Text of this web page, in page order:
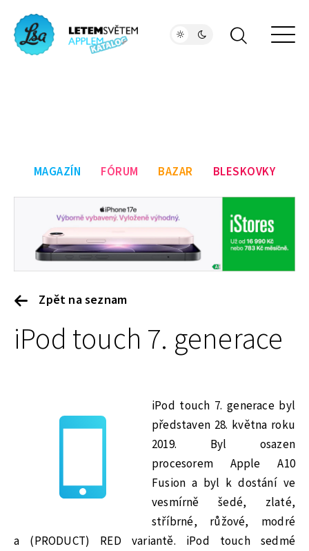
MAGAZÍN FÓRUM BAZAR BLESKOVKY
Zpět na seznam
iPod touch 7. generace
iPod touch 7. generace byl
představen 28. května roku
2019. Byl osazen
procesorem Apple A10
Fusion a byl k dostání ve
vesmírně šedé, zlaté,
stříbrné, růžové, modré
a (PRODUCT) RED variantě. iPod touch sedmé